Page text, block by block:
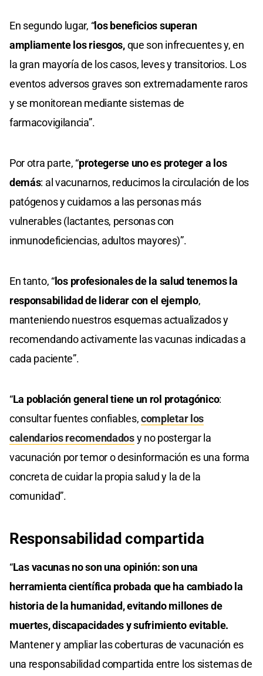
En segundo lugar, “los beneficios superan
ampliamente los riesgos,que son infrecuentes y, en
la gran mayoría de los casos, leves y transitorios. Los
eventos adversos graves son extremadamente raros
y se monitorean mediante sistemas de
farmacovigilancia”.
Por otra parte, “protegerse uno es proteger a los
demás: al vacunarnos, reducimos la circulación de los
patógenos y cuidamos a las personas más
vulnerables (lactantes, personas con
inmunodeficiencias, adultos mayores)”.
En tanto, “los profesionales de la salud tenemos la
responsabilidad de liderar con el ejemplo,
manteniendo nuestros esquemas actualizados y
recomendando activamente las vacunas indicadas a
cada paciente”.
“La población general tiene un rol protagónico:
consultar fuentes confiables,completar los
calendarios recomendadosy no postergar la
vacunación por temor o desinformación es una forma
concreta de cuidar la propia salud y la de la
comunidad”.
Responsabilidad compartida
“Las vacunas no son una opinión: son una
herramienta científica probada que ha cambiado la
historia de la humanidad, evitando millones de
muertes, discapacidades y sufrimiento evitable.
Mantener y ampliar las coberturas de vacunación es
una responsabilidad compartida entre los sistemas de